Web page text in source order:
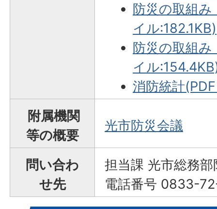
防災の取組み
イル:182.1KB)
防災の取組み
イル
消防統計
附属機関
等の概要
光市防災会議
問い合わ
せ先
担当課 光市総務
電話番号 0833-